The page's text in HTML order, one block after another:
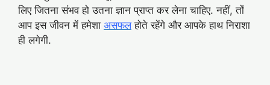
लिए जितना संभव हो उतना ज्ञान प्राप्त कर लेना चाहिए. नहीं, तों
आप इस जीवन में हमेशा असफलहोते रहेंगे और आपके हाथ निराशा
ही लगेगी.